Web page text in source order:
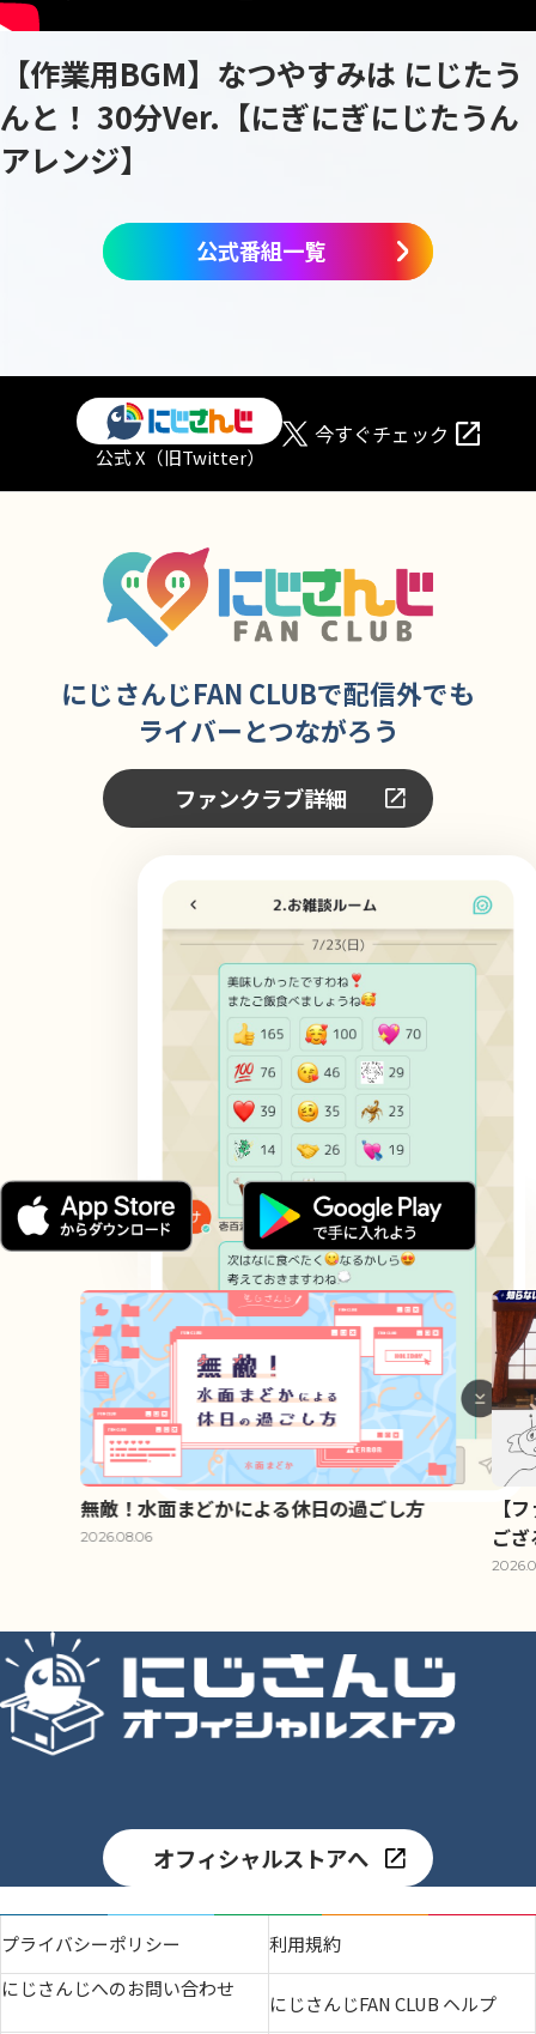
【作業用BGM】なつやすみは にじたう
んと！ 30分Ver.【にぎにぎにじたうん
アレンジ】
公式番組一覧
公式 X（旧Twitter）
今すぐチェック
にじさんじFAN CLUBで配信外でも
ライバーとつながろう
ファンクラブ詳細
無敵！水面まどかによる休日の過ごし方
2026.08.06
【
ご
オフィシャルストアへ
プライバシーポリシー
利用規約
にじさんじへのお問い合わせ
にじさんじFAN CLUB ヘルプ